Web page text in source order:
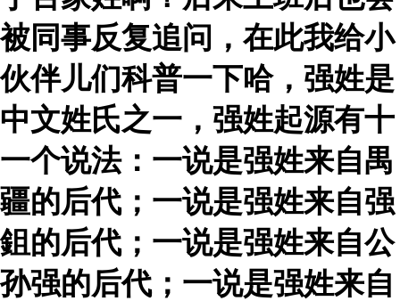
被同事反复追问，在此我给小
伙伴儿们科普一下哈，强姓是
中文姓氏之一，强姓起源有十
一个说法：一说是强姓来自禺
疆的后代；一说是强姓来自强
鉏的后代；一说是强姓来自公
孙强的后代；一说是强姓来自